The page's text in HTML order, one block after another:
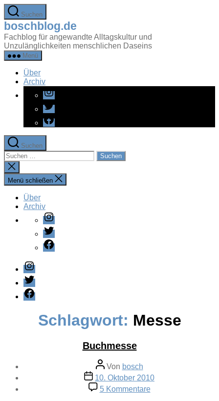
Zum
Inhalt
springen
Suchen
boschblog.de
Fachblog für angewandte Alltagskultur und
Unzulänglichkeiten menschlichen Daseins
Menü
Über
Archiv
Instagram
Twitter
Facebook
Suchen
Suchen
nach:
Suche
schließen
Menü schließen
Über
Archiv
Instagram
Twitter
Facebook
Instagram
Twitter
Facebook
Schlagwort: Messe
Buchmesse
Beitragsautor
Von bosch
Veröffentlichungsdatum
10. Oktober 2010
5 Kommentarezu
Buchmesse